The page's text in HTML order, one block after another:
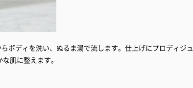
ボディを洗い、ぬるま湯で流します。仕上げにプロディジュ
肌に整えます。